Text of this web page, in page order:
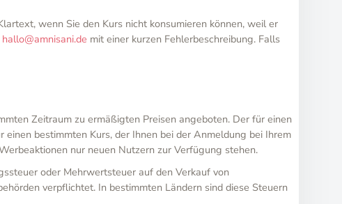
wenn Sie den Kurs nicht konsumieren können, weil er
hallo@amnisani.de mit einer kurzen Fehlerbeschreibung. Falls
Zeitraum zu ermäßigten Preisen angeboten. Der für einen
bestimmten Kurs, der Ihnen bei der Anmeldung bei Ihrem
nur neuen Nutzern zur Verfügung stehen.
oder Mehrwertsteuer auf den Verkauf von
verpflichtet. In bestimmten Ländern sind diese Steuern